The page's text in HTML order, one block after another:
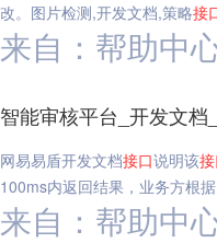
改。图片检测,开发文档,策略接
来自：帮助中
智能审核平台_开发文档_
网易易盾开发文档接口说明该
100ms内返回结果，业务方根
来自：帮助中